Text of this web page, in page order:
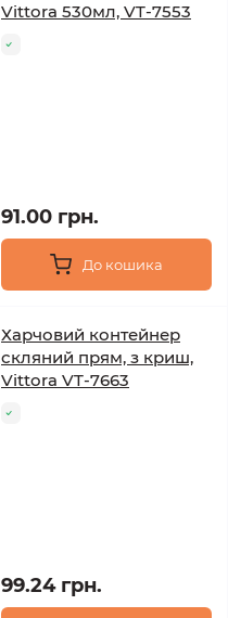
Vittora 530мл, VT-7553
91.00 грн.
До кошика
Харчовий контейнер
скляний прям, з криш,
Vittora VT-7663
99.24 грн.